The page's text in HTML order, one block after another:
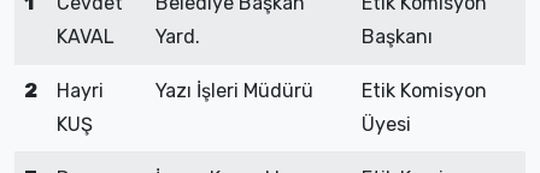
KAVAL
Yard.
Başkanı
2
Hayri
KUŞ
Yazı İşleri Müdürü
Etik Komisyon
Üyesi